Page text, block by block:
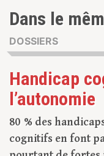
Dans le
DOSSIERS
Handicap
l’autonomie
80 % des
cognitifs en font